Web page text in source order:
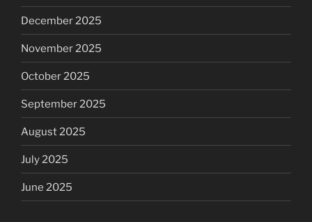
December 2025
November 2025
October 2025
September 2025
August 2025
July 2025
June 2025